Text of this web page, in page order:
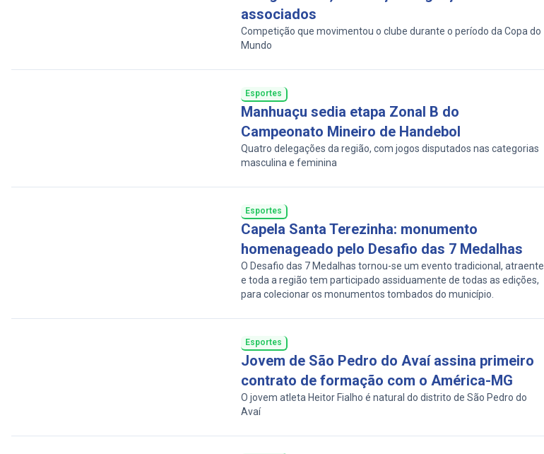
associados
Competição que movimentou o clube durante o período da Copa do
Mundo
Esportes
Manhuaçu sedia etapa Zonal B do
Campeonato Mineiro de Handebol
Quatro delegações da região, com jogos disputados nas categorias
masculina e feminina
Esportes
Capela Santa Terezinha: monumento
homenageado pelo Desafio das 7 Medalhas
O Desafio das 7 Medalhas tornou-se um evento tradicional, atraente
e toda a região tem participado assiduamente de todas as edições,
para colecionar os monumentos tombados do município.
Esportes
Jovem de São Pedro do Avaí assina primeiro
contrato de formação com o América-MG
O jovem atleta Heitor Fialho é natural do distrito de São Pedro do
Avaí